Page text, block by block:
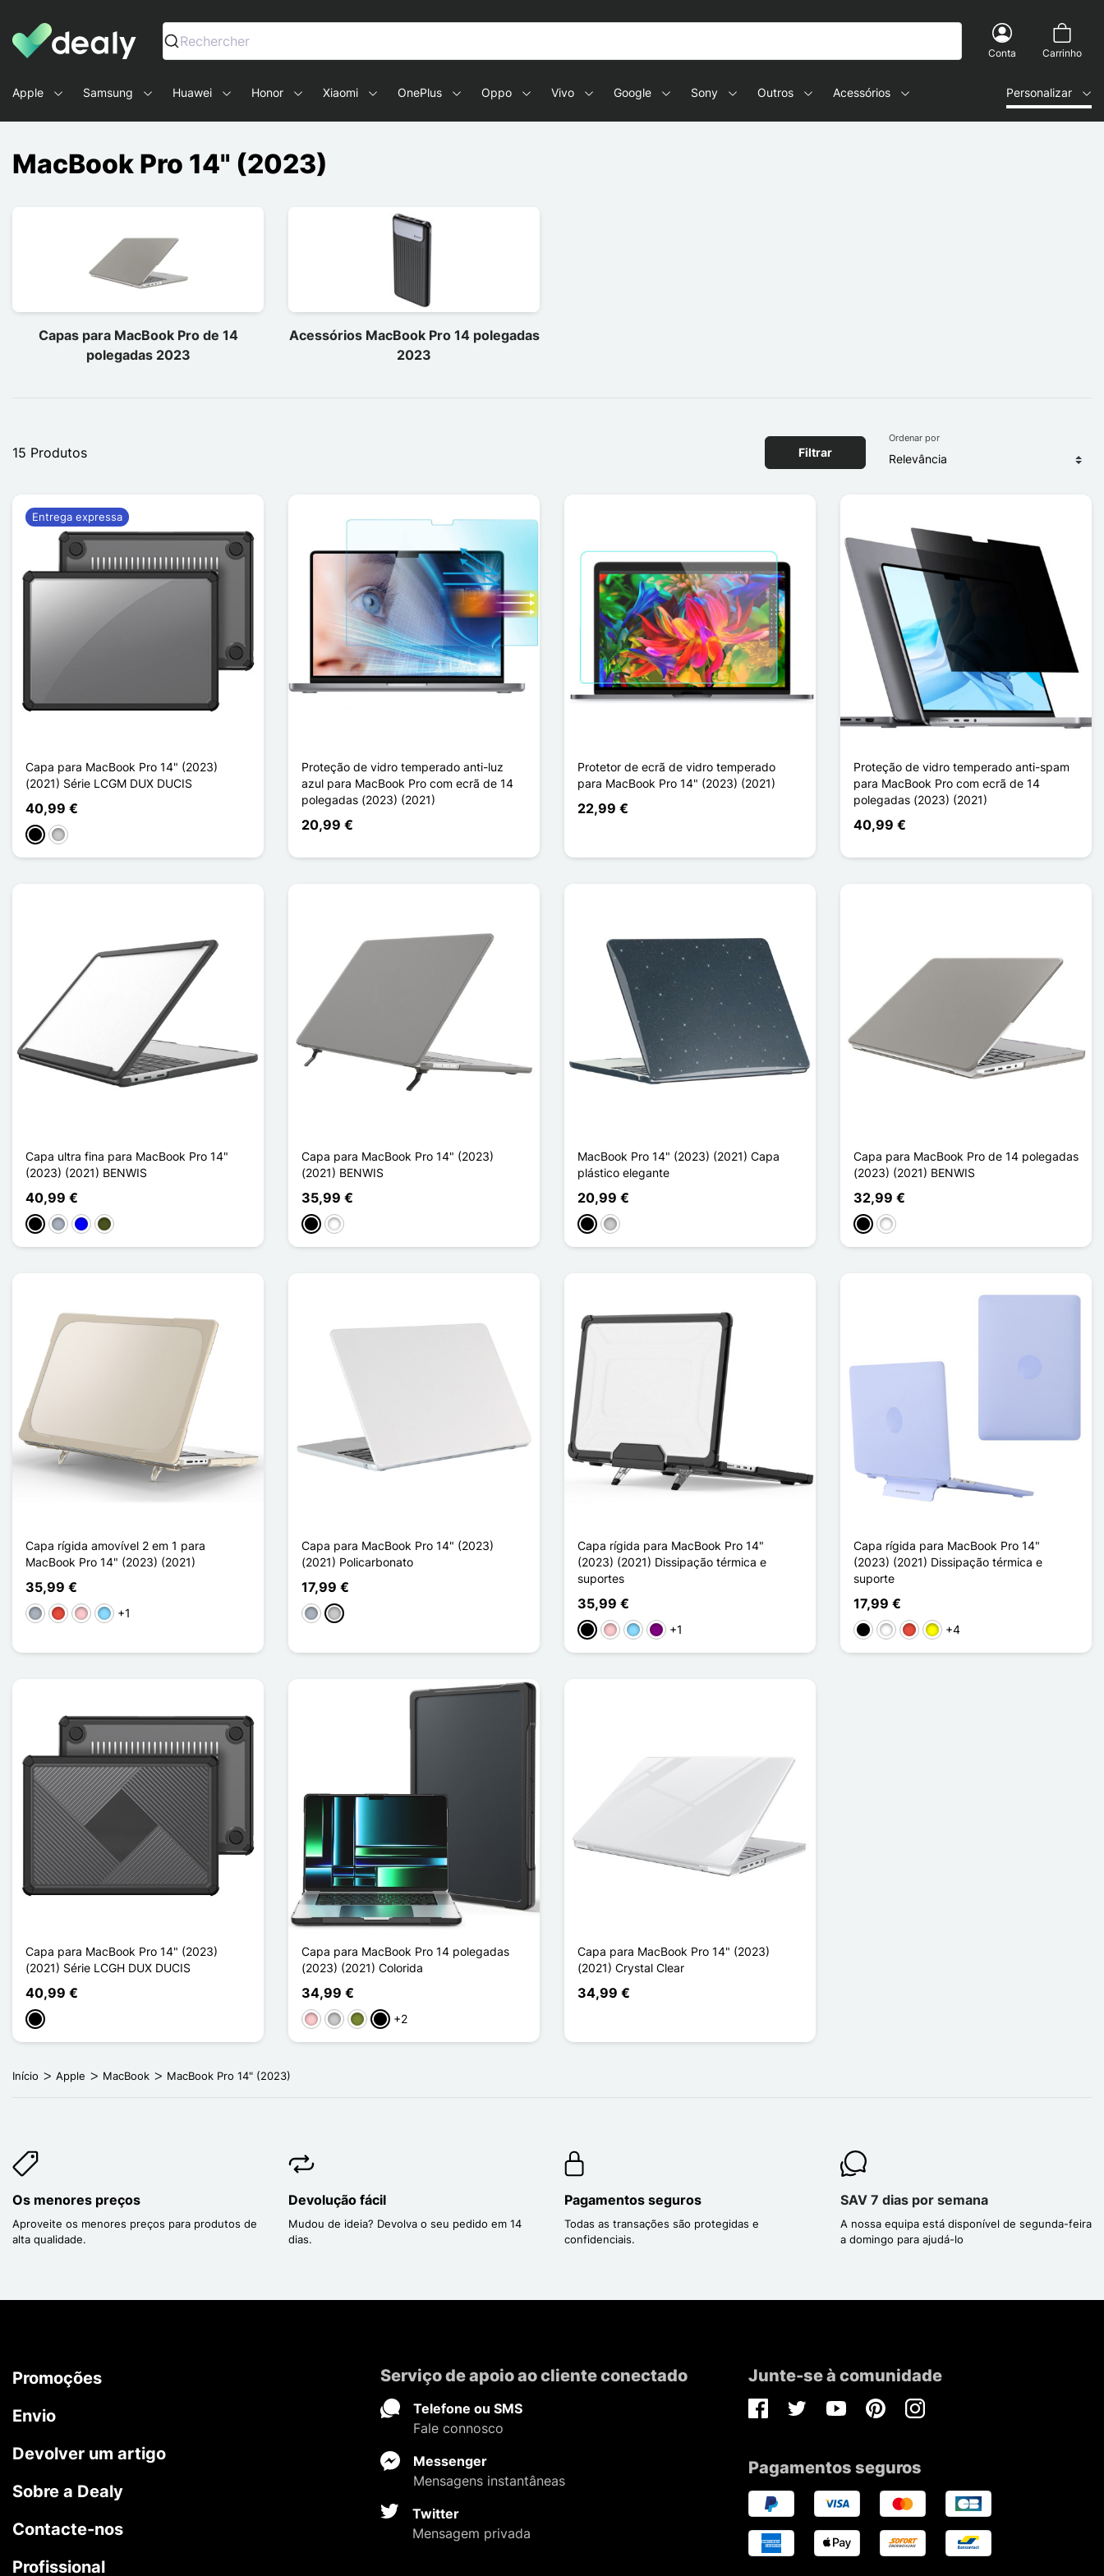
Dealy - Capas e acessórios para smartphones e tablets
Rechercher
Conta Carrinho
Apple Samsung Huawei Honor Xiaomi OnePlus Oppo Vivo Google Sony Outros Acessórios Personalizar
MacBook Pro 14" (2023)
Capas para MacBook Pro de 14
polegadas 2023
Acessórios MacBook Pro 14 polegadas
2023
15 Produtos Filtrar
Ordenar por
Capa para MacBook Pro 14" (2023)
(2021) Série LCGM DUX DUCIS
40,99 €
PretoTransparente
Entrega expressa
Proteção de vidro temperado anti-luz
azul para MacBook Pro com ecrã de 14
polegadas (2023) (2021)
20,99 €
Protetor de ecrã de vidro temperado
para MacBook Pro 14" (2023) (2021)
22,99 €
Proteção de vidro temperado anti-spam
para MacBook Pro com ecrã de 14
polegadas (2023) (2021)
40,99 €
Capa ultra fina para MacBook Pro 14"
(2023) (2021) BENWIS
40,99 €
PretoCinzento
AzulVert Armée
Capa para MacBook Pro 14" (2023)
(2021) BENWIS
35,99 €
Noir Transparent
Blanc Transparent
MacBook Pro 14" (2023) (2021) Capa
plástico elegante
20,99 €
PretoTransparente
Capa para MacBook Pro de 14 polegadas
(2023) (2021) BENWIS
32,99 €
Noir Transparent
Blanc Transparent
Capa rígida amovível 2 em 1 para
MacBook Pro 14" (2023) (2021)
35,99 €
CinzentoVermelho
RosaAzul Claro
+1
Capa para MacBook Pro 14" (2023)
(2021) Policarbonato
17,99 €
CinzentoTransparente
Capa rígida para MacBook Pro 14"
(2023) (2021) Dissipação térmica e
suportes
35,99 €
PretoRosaAzul Claro
Púrpura
+1
Capa rígida para MacBook Pro 14"
(2023) (2021) Dissipação térmica e
suporte
17,99 €
PretoBrancoVermelho
Amarelo
+4
Capa para MacBook Pro 14" (2023)
(2021) Série LCGH DUX DUCIS
40,99 €
Preto
Capa para MacBook Pro 14 polegadas
(2023) (2021) Colorida
34,99 €
RosaTransparente
KhakiNoir Transparent
+2
Capa para MacBook Pro 14" (2023)
(2021) Crystal Clear
34,99 €
Início Apple MacBook MacBook Pro 14" (2023)
Os menores preços
Aproveite os menores preços para produtos de
alta qualidade.
Devolução fácil
Mudou de ideia? Devolva o seu pedido em 14
dias.
Pagamentos seguros
Todas as transações são protegidas e
confidenciais.
SAV 7 dias por semana
A nossa equipa está disponível de segunda-feira
a domingo para ajudá-lo
Promoções
Envio
Devolver um artigo
Sobre a Dealy
Contacte-nos
Profissional
Serviço de apoio ao cliente conectado
Telefone ou SMS
Fale connosco
Messenger
Mensagens instantâneas
Twitter
Mensagem privada
Junte-se à comunidade
FacebookTwitterYoutubePinterestInstagram
Pagamentos seguros